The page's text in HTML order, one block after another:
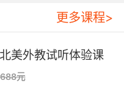
contrat, c'est pour
负责军需补给
trouvé la femme
更多课程>
美外教试听体验课
元